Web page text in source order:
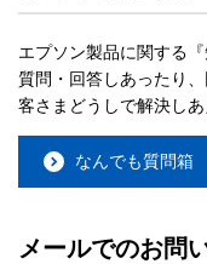
エプソン製品に関する
質問・回答しあったり
客さまどうしで解決し
なんでも質問箱
メールでのお問